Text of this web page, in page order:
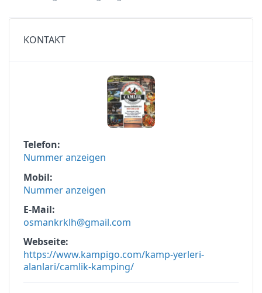
KONTAKT
Telefon
Nummer anzeigen
Mobil
Nummer anzeigen
E-Mail
osmankrklh@gmail.com
Webseite
https://www.kampigo.com/kamp-yerleri-
alanlari/camlik-kamping/